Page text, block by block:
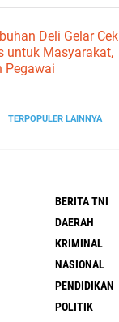
Deli Gelar Cek
untuk Masyarakat,
Pegawai
TERPOPULER LAINNYA
BERITA TNI
DAERAH
KRIMINAL
NASIONAL
PENDIDIKAN
POLITIK